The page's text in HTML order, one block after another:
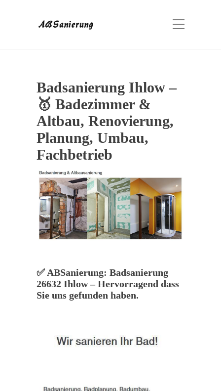
Badsanierung Ihlow –
🥇 Badezimmer &
Altbau, Renovierung,
Planung, Umbau,
Fachbetrieb
✅ ABSanierung: Badsanierung
26632 Ihlow – Hervorragend dass
Sie uns gefunden haben.